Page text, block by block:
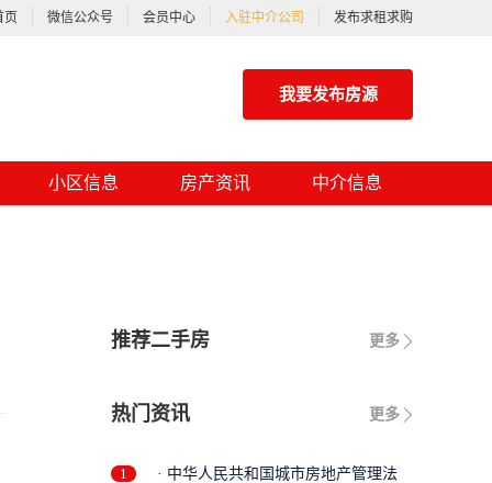
页 微信公众号 会员中心 入驻中介公司 发布求租求购
我要发布房源
小区信息 房产资讯 中介信息
更多
推荐二手房
更多
热门资讯
1 · 中华人民共和国城市房地产管理法